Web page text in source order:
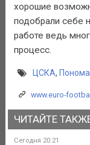
хорошие
подобрали себе
работе ведь
процесс.
ЦСКА,
www.euro-
ЧИТАЙТЕ
Сегодня 20:21